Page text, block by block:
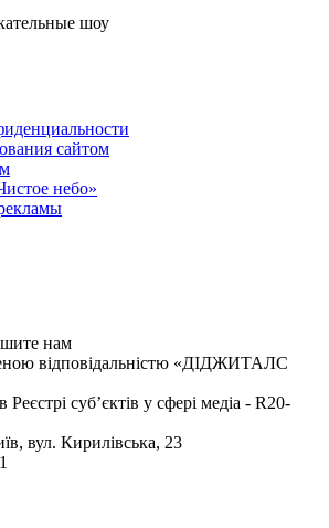
шоу
сайтом
небо»
нам
відповідальністю «ДІДЖИТАЛС
Реєстрі суб’єктів у сфері медіа - R20-
вул. Кирилівська, 23